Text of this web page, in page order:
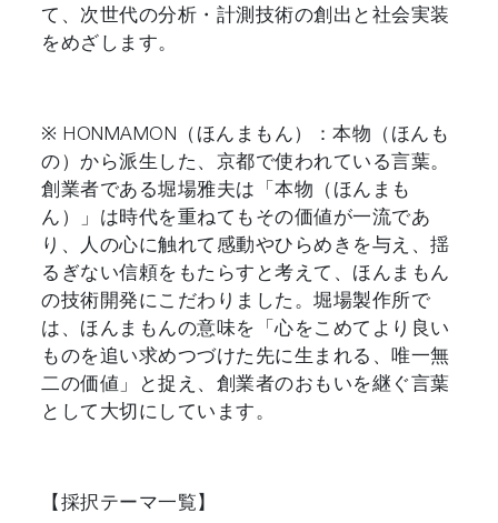
て、次世代の分析・計測技術の創出と社会実装
をめざします。
※ HONMAMON（ほんまもん）：本物（ほんも
の）から派生した、京都で使われている言葉。
創業者である堀場雅夫は「本物（ほんまも
ん）」は時代を重ねてもその価値が一流であ
り、人の心に触れて感動やひらめきを与え、揺
るぎない信頼をもたらすと考えて、ほんまもん
の技術開発にこだわりました。堀場製作所で
は、ほんまもんの意味を「心をこめてより良い
ものを追い求めつづけた先に生まれる、唯一無
二の価値」と捉え、創業者のおもいを継ぐ言葉
として大切にしています。
【採択テーマ一覧】